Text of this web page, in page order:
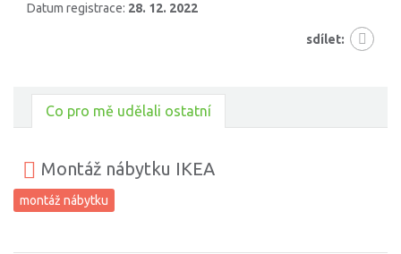
Datum registrace: 28. 12. 2022
sdílet:
Co pro mě udělali ostatní
Montáž nábytku IKEA
montáž nábytku